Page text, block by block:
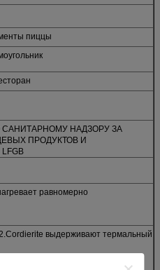
пиццы
НАДЗОРУ ЗА
ПРОДУКТОВ И
равномерно
выдерживают термальный